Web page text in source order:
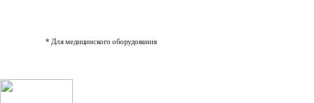
* Для медицинского оборудования